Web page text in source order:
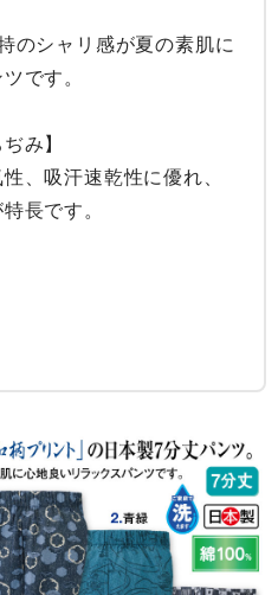
のシャリ感が夏の素肌に
です。
み】
、吸汗速乾性に優れ、
長です。